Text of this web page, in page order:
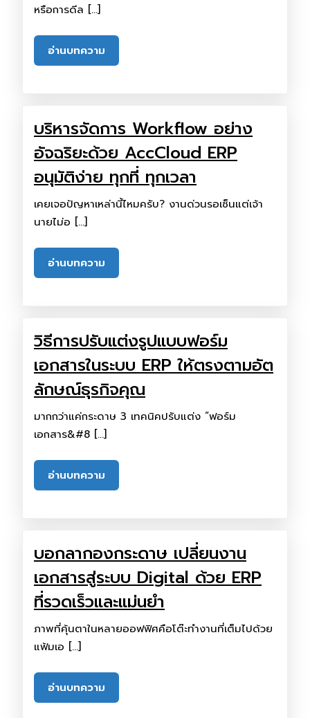
หรือการดีล […]
อ่านบทความ
บริหารจัดการ Workflow อย่าง
อัจฉริยะด้วย AccCloud ERP
อนุมัติง่าย ทุกที่ ทุกเวลา
เคยเจอปัญหาเหล่านี้ไหมครับ? งานด่วนรอเซ็นแต่เจ้า
นายไม่อ […]
อ่านบทความ
วิธีการปรับแต่งรูปแบบฟอร์ม
เอกสารในระบบ ERP ให้ตรงตามอัต
ลักษณ์ธุรกิจคุณ
มากกว่าแค่กระดาษ 3 เทคนิคปรับแต่ง “ฟอร์ม
เอกสาร&#8 […]
อ่านบทความ
บอกลากองกระดาษ เปลี่ยนงาน
เอกสารสู่ระบบ Digital ด้วย ERP
ที่รวดเร็วและแม่นยำ
ภาพที่คุ้นตาในหลายออฟฟิศคือโต๊ะทำงานที่เต็มไปด้วย
แฟ้มเอ […]
อ่านบทความ